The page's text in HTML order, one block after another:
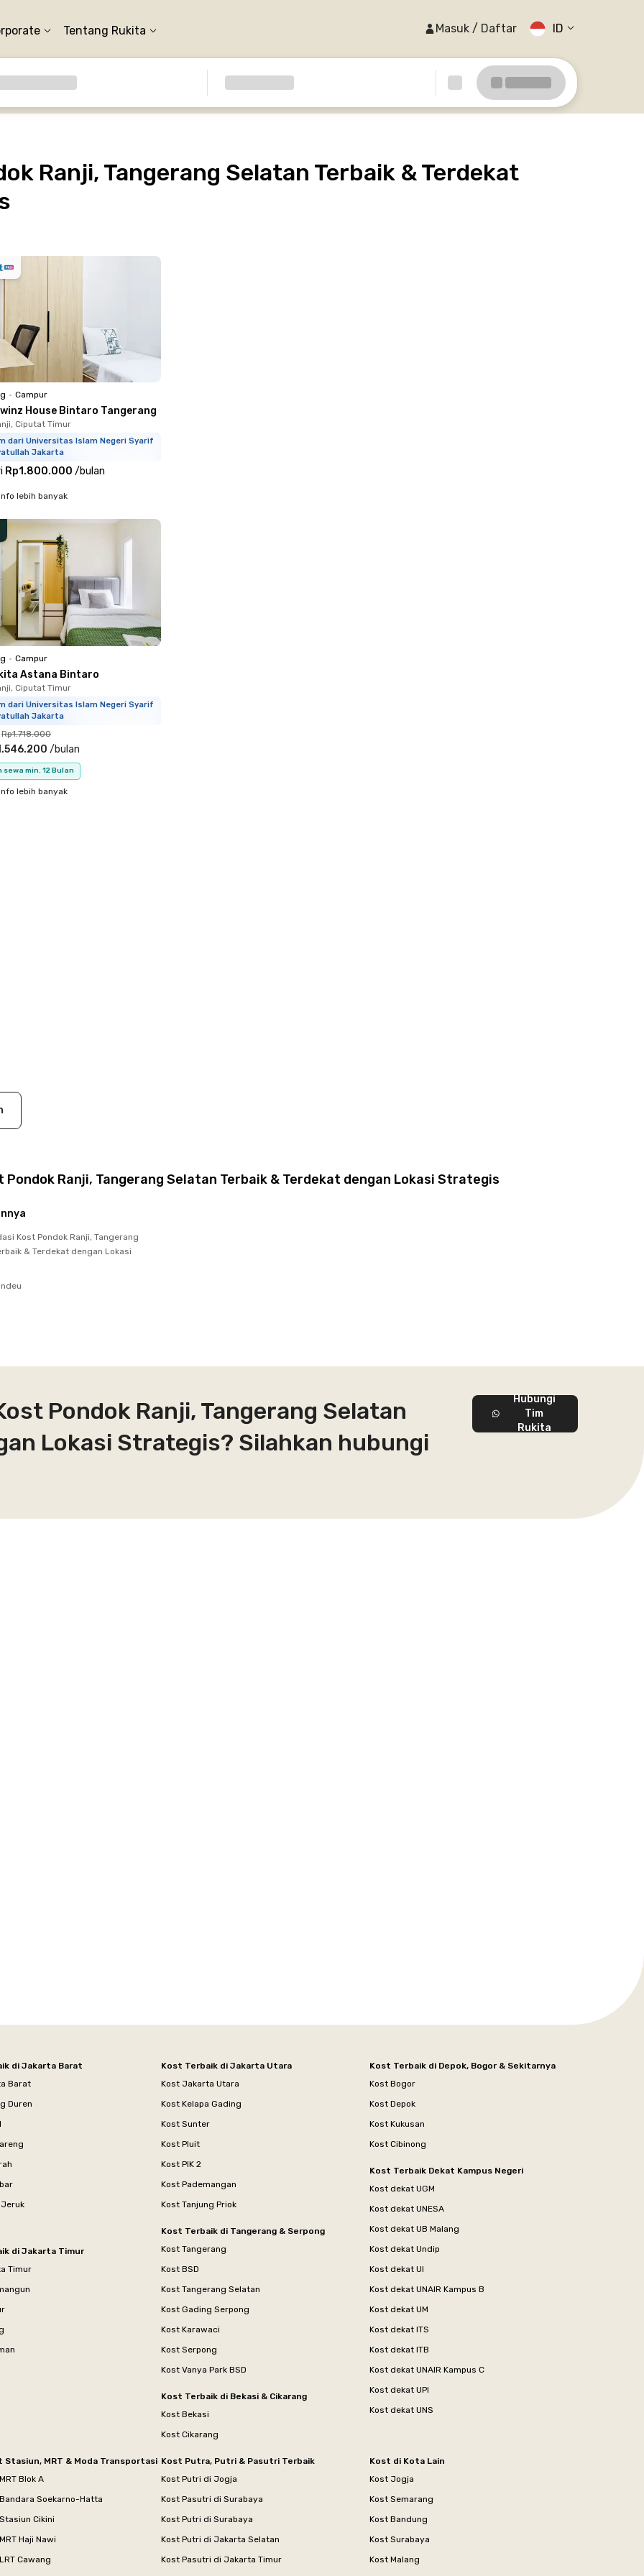
Tentang Rukita Masuk / Daftar ID
Ranji, Tangerang Selatan Terbaik & Terdekat
• Campur
House Bintaro Tangerang
Ciputat Timur
dari Universitas Islam Negeri Syarif
Jakarta
Rp1.800.000 /bulan
lebih banyak
• Campur
Astana Bintaro
Ciputat Timur
dari Universitas Islam Negeri Syarif
Jakarta
Rp1.718.000
/bulan
sewa min. 12 Bulan
lebih banyak
Ranji, Tangerang Selatan Terbaik & Terdekat dengan Lokasi Strategis
Kost Pondok Ranji, Tangerang
& Terdekat dengan Lokasi
Pondok Ranji, Tangerang Selatan
Lokasi Strategis? Silahkan hubungi
Hubungi
Tim
Rukita
di Jakarta Barat
Barat
Duren
Jeruk
di Jakarta Timur
Timur
Kost Terbaik di Jakarta Utara
Kost Jakarta Utara
Kost Kelapa Gading
Kost Sunter
Kost Pluit
Kost PIK 2
Kost Pademangan
Kost Tanjung Priok
Kost Terbaik di Tangerang & Serpong
Kost Tangerang
Kost BSD
Kost Tangerang Selatan
Kost Gading Serpong
Kost Karawaci
Kost Serpong
Kost Vanya Park BSD
Kost Terbaik di Bekasi & Cikarang
Kost Bekasi
Kost Cikarang
Kost Terbaik di Depok, Bogor & Sekitarnya
Kost Bogor
Kost Depok
Kost Kukusan
Kost Cibinong
Kost Terbaik Dekat Kampus Negeri
Kost dekat UGM
Kost dekat UNESA
Kost dekat UB Malang
Kost dekat Undip
Kost dekat UI
Kost dekat UNAIR Kampus B
Kost dekat UM
Kost dekat ITS
Kost dekat ITB
Kost dekat UNAIR Kampus C
Kost dekat UPI
Kost dekat UNS
Stasiun, MRT & Moda Transportasi
Blok A
Soekarno-Hatta
Cikini
Haji Nawi
Cawang
Kost Putra, Putri & Pasutri Terbaik
Kost Putri di Jogja
Kost Pasutri di Surabaya
Kost Putri di Surabaya
Kost Putri di Jakarta Selatan
Kost Pasutri di Jakarta Timur
Kost di Kota Lain
Kost Jogja
Kost Semarang
Kost Bandung
Kost Surabaya
Kost Malang